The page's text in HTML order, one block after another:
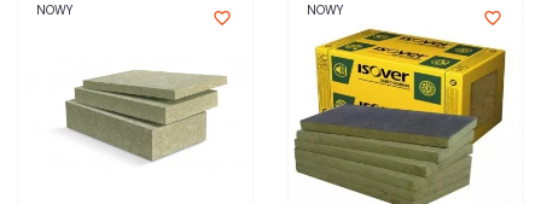
NOWY favorite_border NOWY favorite_border